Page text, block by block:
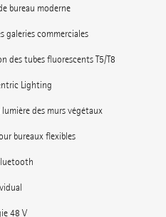
bureau moderne
galeries commerciales
des tubes fluorescents T5/T8
Lighting
des murs végétaux
bureaux flexibles
48 V